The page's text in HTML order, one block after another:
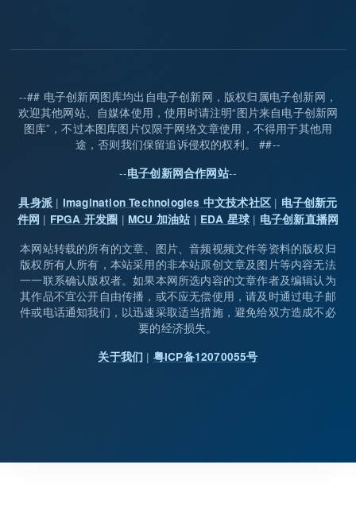
--## 电子创新网图库均出自电子创新网，版权归属电子创新网，
欢迎其他网站、自媒体使用，使用时请注明“图片来自电子创新网
图库”，不过本图库图片仅限于网络文章使用，不得用于其他用
途，否则我们保留追诉侵权的权利。 ##--
--电子创新网合作网站--
具身派 | Imagination Technologies 中文技术社区| 电子创新元
件网 | FPGA 开发圈 | MCU 加油站 | EDA 星球 | 电子创新直播网
本网站转载的所有的文章、图片、音频视频文件等资料的版权归
版权所有人所有，本站采用的非本站原创文章及图片等内容无法
一一联系确认版权者。如果本网所选内容的文章作者及编辑认为
其作品不宜公开自由传播，或不应无偿使用，请及时通过电子邮
件或电话通知我们，以迅速采取适当措施，避免给双方造成不必
要的经济损失。
关于我们 | 粤ICP备12070055号